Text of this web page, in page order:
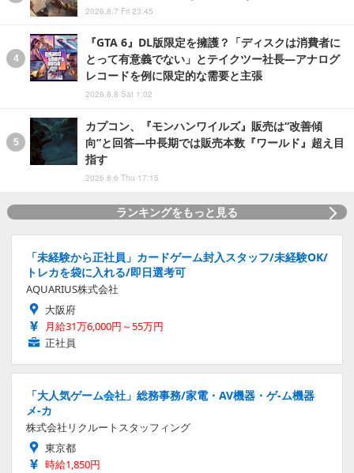
2026.8.7 Fri 23:45
『GTA 6』DL版限定を擁護？「ディスクは消費者に
とって有意義でない」とテイクツー社長―アナログ
レコードを例に限定的な需要と主張
2026.8.8 Sat 1:02
カプコン、『モンハンワイルズ』販売は“改善傾
向”と回答―中長期では販売本数『ワールド』超え目
指す
2026.8.6 Thu 17:15
ランキングをもっと見る
「未経験から正社員」カードゲーム封入スタッフ/未経験OK/
トレカを袋に入れる/即日選考可
AQUARIUS株式会社
大阪府
月給31万6,000円～55万円
正社員
「大人気ゲーム会社」総務事務/家電・AV機器・ゲ-ム機器
メ-カ
株式会社リクルートスタッフィング
東京都
時給1,850円